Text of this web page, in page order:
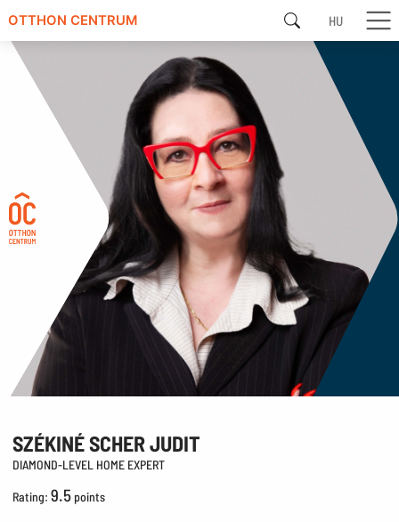
OTTHON CENTRUM HU
SZÉKINÉ SCHER JUDIT
DIAMOND-LEVEL HOME EXPERT
Rating:9.5 points